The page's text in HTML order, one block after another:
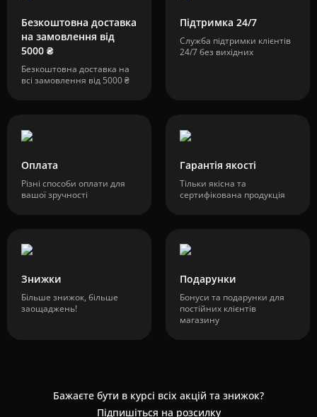
Безкоштовна доставка
на замовлення від
5000 ₴
Безкоштовна доставка на
всі замовлення від 5000 ₴
Підтримка 24/7
Служба підтримки клієнтів
24/7 без вихідних
Оплата
Різні способи оплати для
вашої зручності
Гарантія якості
Тільки якісна та
сертифікована продукція
Знижки
Більше знижок, більше
заощаджень!
Подарунки
Бонуси та подарунки для
постійних клієнтів
магазину
Бажаєте бути в курсі всіх акцій та знижок?
Підпишіться на розсилку